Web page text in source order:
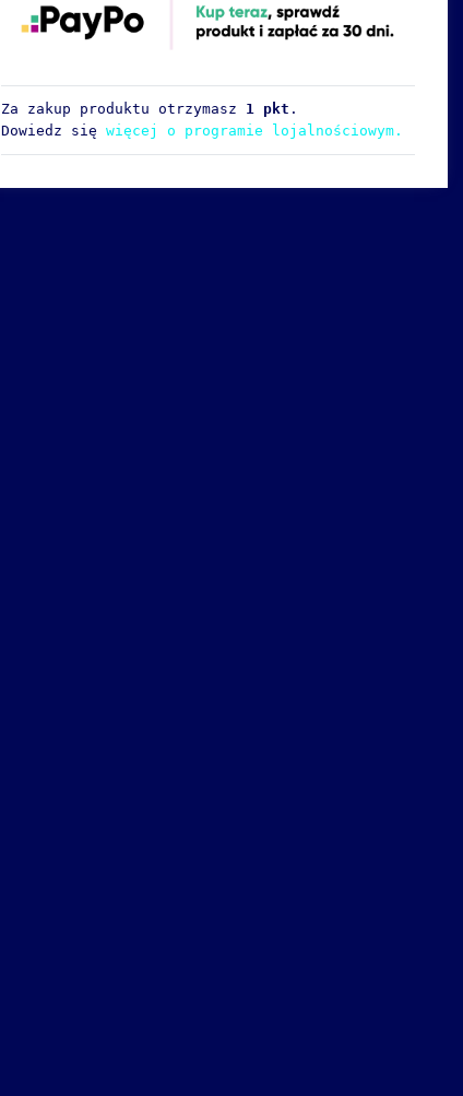
Za zakup produktu otrzymasz 1 pkt .
Dowiedz się więcej o programie lojalnościowym.